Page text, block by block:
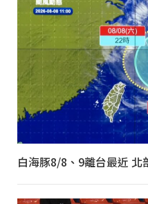
白海豚8/8、9離台最近 北